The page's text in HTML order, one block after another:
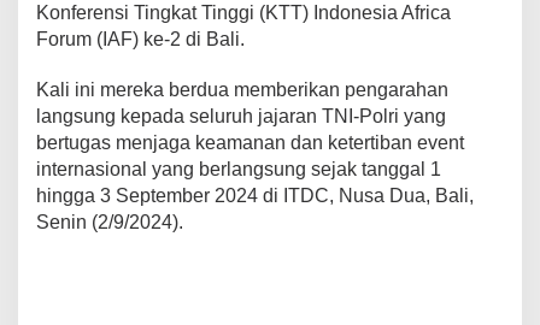
Konferensi Tingkat Tinggi (KTT) Indonesia Africa
Forum (IAF) ke-2 di Bali.
Kali ini mereka berdua memberikan pengarahan
langsung kepada seluruh jajaran TNI-Polri yang
bertugas menjaga keamanan dan ketertiban event
internasional yang berlangsung sejak tanggal 1
hingga 3 September 2024 di ITDC, Nusa Dua, Bali,
Senin (2/9/2024).